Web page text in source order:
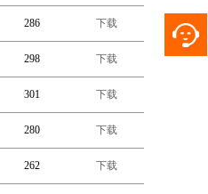
286 下载
298 下载
301 下载
280 下载
262 下载